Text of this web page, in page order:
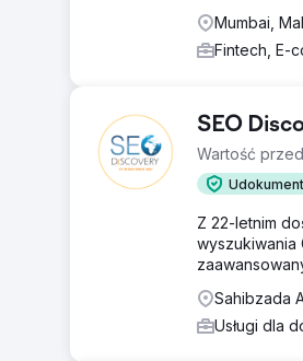
Mumbai,
Fintech, E-
SEO
Wartość
Z 22-letnim
wyszukiwania
Sahibzada
Usługi dla